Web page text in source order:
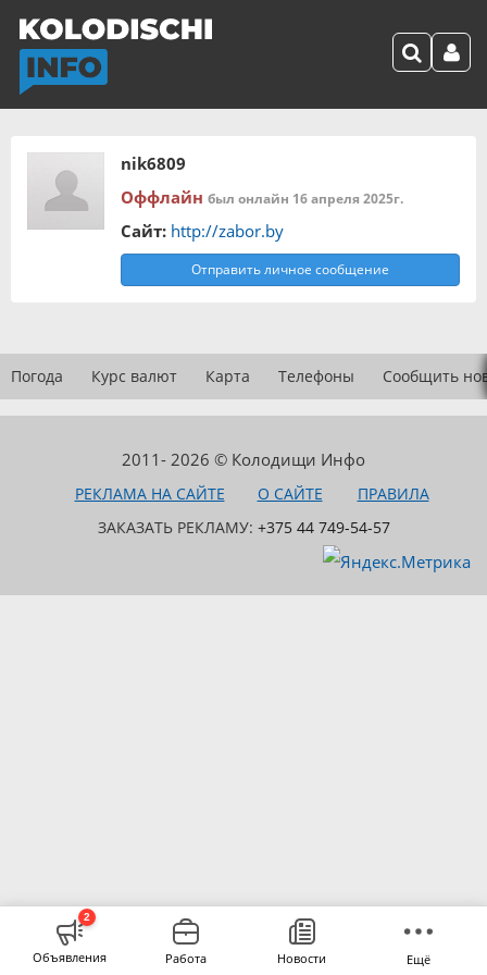
nik6809
Оффлайн был онлайн 16 апреля 2025г.
Сайт: http://zabor.by
Отправить личное сообщение
Погода Курс валют Карта Телефоны Сообщить
2011- 2026 © Колодищи Инфо
РЕКЛАМА НА САЙТЕ О САЙТЕ
ПРАВИЛА
ЗАКАЗАТЬ РЕКЛАМУ: +375 44 749-54-57
2
Объявления Работа Новости Ещё